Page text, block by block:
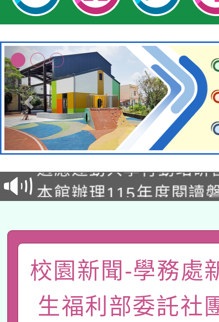
本校115學年度第2次
招)
本館辦理115年度閱讀
礎課程
A3數位素養講師名單
「數位內容與教學軟體
有關大陸委員會函釋公
薪期間赴陸應申請許可
轉知經濟部水利署委託
校園新聞-學務處
生福利部委託社